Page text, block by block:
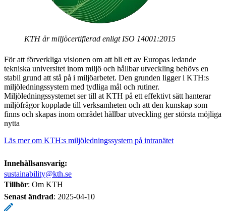
KTH är miljöcertifierad enligt ISO 14001:2015
För att förverkliga visionen om att bli ett av Europas ledande
tekniska universitet inom miljö och hållbar utveckling behövs en
stabil grund att stå på i miljöarbetet. Den grunden ligger i KTH:s
miljöledningssystem med tydliga mål och rutiner.
Miljöledningssystemet ser till at KTH på ett effektivt sätt hanterar
miljöfrågor kopplade till verksamheten och att den kunskap som
finns och skapas inom området hållbar utveckling ger största möjliga
nytta
Läs mer om KTH:s miljöledningssystem på intranätet
Innehållsansvarig:
sustainability@kth.se
Tillhör: Om KTH
Senast ändrad: 2025-04-10